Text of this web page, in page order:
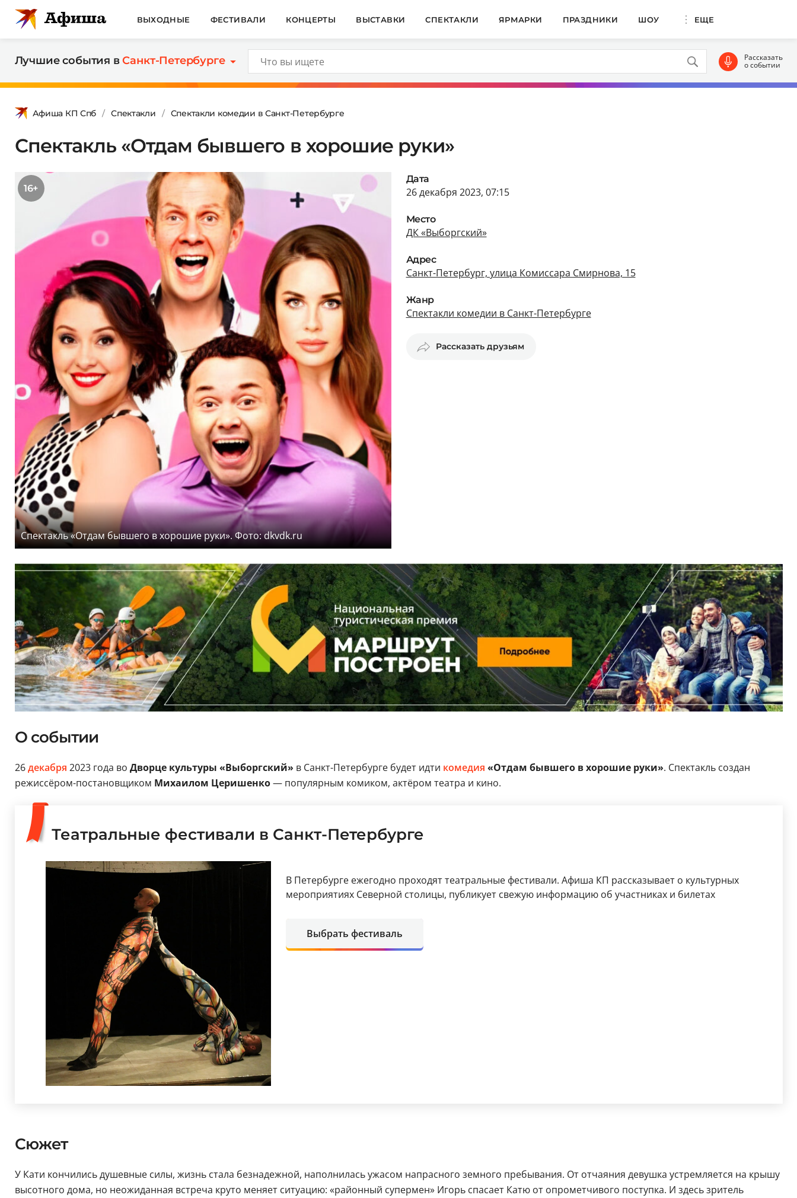
ВЫХОДНЫЕ ФЕСТИВАЛИ КОНЦЕРТЫ ВЫСТАВКИ СПЕКТАКЛИ ЯРМАРКИ ПРАЗДНИКИ ШОУ ЕЩЕ
Лучшие события вСанкт-Петербурге Рассказать
о событии
Афиша КП Спб Спектакли Спектакли комедии в Санкт-Петербурге
Спектакль «Отдам бывшего в хорошие руки»
16+
Спектакль «Отдам бывшего в хорошие руки». Фото: dkvdk.ru
Дата
26 декабря 2023, 07:15
Место
ДК «Выборгский»
Адрес
Санкт-Петербург, улица Комиссара Смирнова, 15
Жанр
Спектакли комедии в Санкт-Петербурге
Рассказать друзьям
О событии
26декабря 2023 года во Дворце культуры «Выборгский» в Санкт-Петербурге будет идти комедия «Отдам бывшего в хорошие руки». Спектакль создан
режиссёром-постановщиком Михаилом Церишенко— популярным комиком, актёром театра и кино.
Театральные фестивали в Санкт-Петербурге
В Петербурге ежегодно проходят театральные фестивали. Афиша КП рассказывает о культурных
мероприятиях Северной столицы, публикует свежую информацию об участниках и билетах
Выбрать фестиваль
Сюжет
У Кати кончились душевные силы, жизнь стала безнадежной, наполнилась ужасом напрасного земного пребывания. От отчаяния девушка устремляется на крышу
высотного дома, но неожиданная встреча круто меняет ситуацию: «районный супермен» Игорь спасает Катю от опрометчивого поступка. И здесь зритель